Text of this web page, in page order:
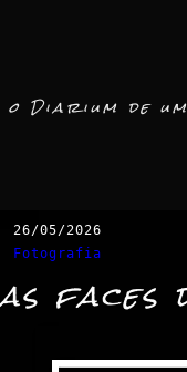
o Diarium de
26/05/2026
Fotografia
as faces